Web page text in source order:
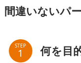
間違いないパ
STEP 何を目